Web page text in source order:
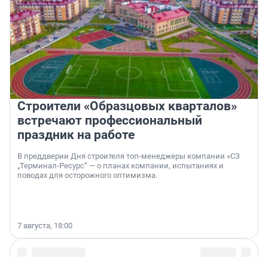
Строители «Образцовых кварталов»
встречают профессиональный
праздник на работе
В преддверии Дня строителя топ-менеджеры компании «СЗ
„Терминал-Ресурс“ — о планах компании, испытаниях и
поводах для осторожного оптимизма.
7 августа, 18:00